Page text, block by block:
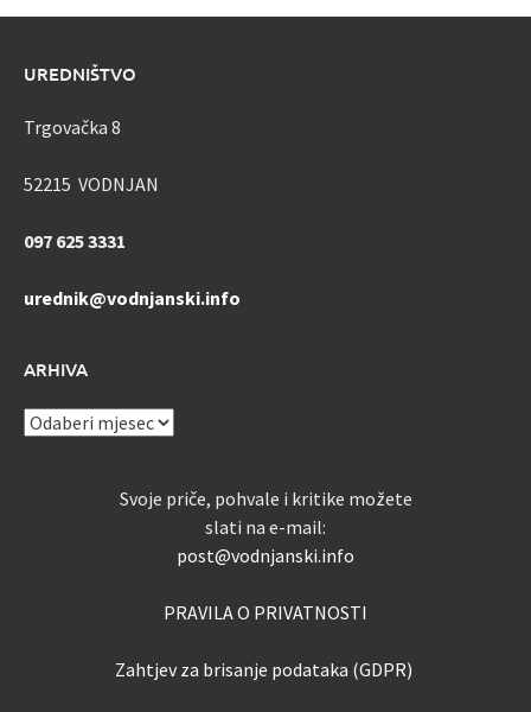
UREDNIŠTVO
Trgovačka 8
52215 VODNJAN
097 625 3331
urednik@vodnjanski.info
ARHIVA
ARHIVA
Svoje priče, pohvale i kritike možete
slati na e-mail:
post@vodnjanski.info
PRAVILA O PRIVATNOSTI
Zahtjev za brisanje podataka (GDPR)